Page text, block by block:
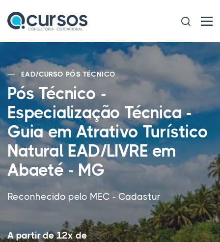
EAD/CURSO PÓS TÉCNICO
Pós Técnico -
Especialização Técnica -
Guia em Atrativo Turístico
Natural EAD/LIVRE em
Abaeté - MG
Reconhecido pelo MEC - Cadastur
A partir de 12x de